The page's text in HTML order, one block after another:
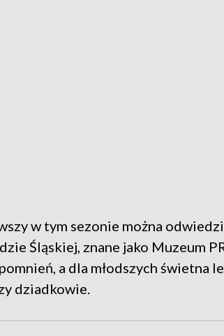
w tym sezonie można
Śląskiej, znane jako Muzeum
a dla młodszych świetna
dziadkowie.